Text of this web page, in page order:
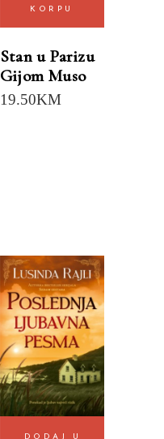
KORPU
Stan u Parizu
Gijom Muso
19.50KM
DODAJ U